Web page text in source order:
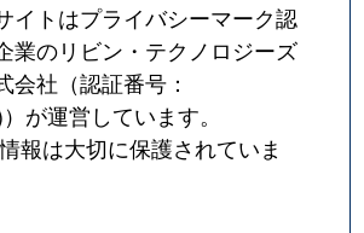
イトはプライバシーマーク認
業のリビン・テクノロジーズ
会社（認証番号：
）が運営しています。
報は大切に保護されていま